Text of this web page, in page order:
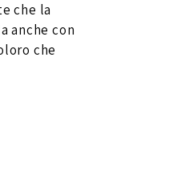
che la
anche con
che